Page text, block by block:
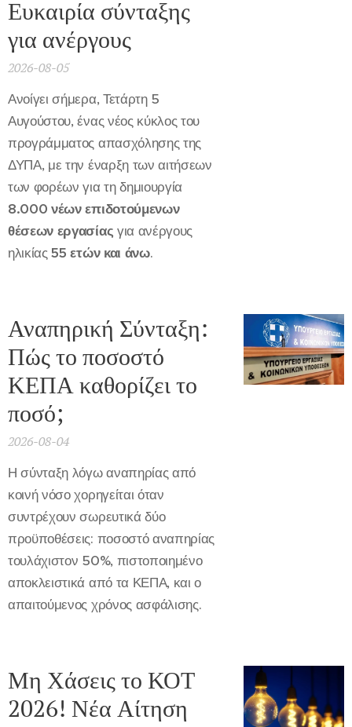
Ευκαιρία σύνταξης
για ανέργους
2026-08-05
Ανοίγει σήμερα, Τετάρτη 5
Αυγούστου, ένας νέος κύκλος του
προγράμματος απασχόλησης της
ΔΥΠΑ, με την έναρξη των αιτήσεων
των φορέων για τη δημιουργία
8.000 νέων επιδοτούμενων
θέσεων εργασίας για ανέργους
ηλικίας55 ετών και άνω.
Αναπηρική Σύνταξη:
Πώς το ποσοστό
ΚΕΠΑ καθορίζει το
ποσό;
2026-08-04
Η σύνταξη λόγω αναπηρίας από
κοινή νόσο χορηγείται όταν
συντρέχουν σωρευτικά δύο
προϋποθέσεις: ποσοστό αναπηρίας
τουλάχιστον 50%, πιστοποιημένο
αποκλειστικά από τα ΚΕΠΑ, και ο
απαιτούμενος χρόνος ασφάλισης.
Μη Χάσεις το ΚΟΤ
2026! Νέα Αίτηση